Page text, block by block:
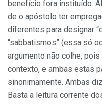
benefício fora instituído.
de o apóstolo ter
diferentes para designar
“sabbatismos” (essa só
argumento não colhe,
contexto, e ambas estas
sinonimamente. Ambas
Basta a leitura corrente